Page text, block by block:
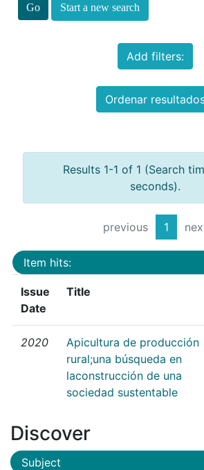
Start a new search
Add filters:
Ordenar
Results 1-1 of 1 (Search
seconds).
previous 1
Item hits:
Issue
Date
Title
2020
Apicultura de producción
rural;una búsqueda en
laconstrucción de una
sociedad sustentable
Discover
Subject